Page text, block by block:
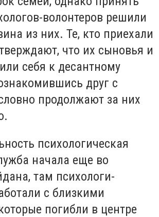
волонтеров решили
из них. Те, кто приехали
что их сыновья и
себя к десантному
друг с
продолжают за них
психологическая
начала еще во
там психологи-
с близкими
погибли в центре